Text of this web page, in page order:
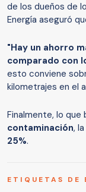
de los dueños de
Energía aseguró
"Hay un ahorro
comparado con
esto conviene
kilometrajes en el
Finalmente, lo
contaminación,
25%.
ETIQUETAS DE